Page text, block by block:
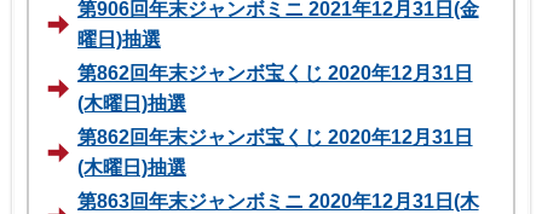
第906回年末ジャンボミニ 2021年12月31日(金
曜日)抽選
第862回年末ジャンボ宝くじ 2020年12月31日
(木曜日)抽選
第862回年末ジャンボ宝くじ 2020年12月31日
(木曜日)抽選
第863回年末ジャンボミニ 2020年12月31日(木